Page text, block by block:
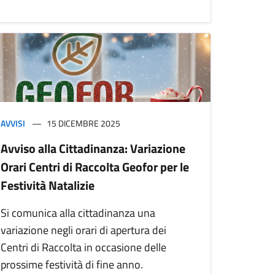
AVVISI 15 DICEMBRE 2025
Avviso alla Cittadinanza: Variazione
Orari Centri di Raccolta Geofor per le
Festività Natalizie
Si comunica alla cittadinanza una
variazione negli orari di apertura dei
Centri di Raccolta in occasione delle
prossime festività di fine anno.